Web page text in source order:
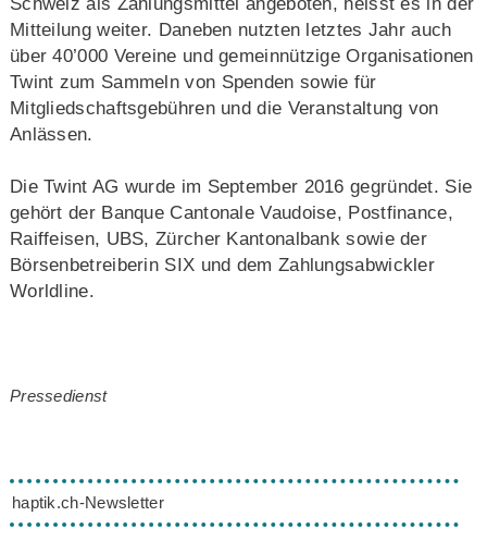
Mitteilung weiter. Daneben nutzten letztes Jahr auch
über 40’000 Vereine und gemeinnützige Organisationen
Twint zum Sammeln von Spenden sowie für
Mitgliedschaftsgebühren und die Veranstaltung von
Anlässen.
Die Twint AG wurde im September 2016 gegründet. Sie
gehört der Banque Cantonale Vaudoise, Postfinance,
Raiffeisen, UBS, Zürcher Kantonalbank sowie der
Börsenbetreiberin SIX und dem Zahlungsabwickler
Worldline.
Pressedienst
haptik.ch-Newsletter